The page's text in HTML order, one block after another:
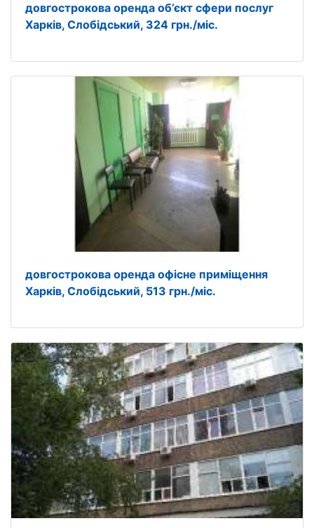
довгострокова оренда об’єкт сфери послуг
Харків, Слобідський, 324 грн./міс.
довгострокова оренда офісне приміщення
Харків, Слобідський, 513 грн./міс.